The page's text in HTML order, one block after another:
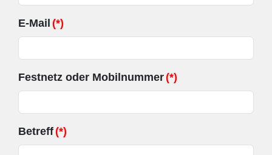
E-Mail (*)
Festnetz oder Mobilnummer (*)
Betreff (*)